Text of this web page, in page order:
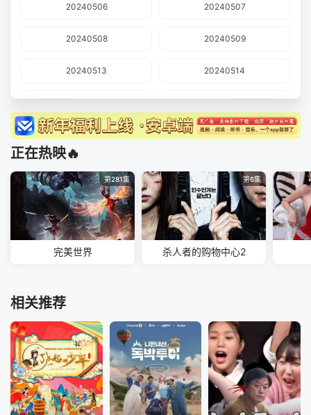
20240506 20240507
20240508 20240509
20240513 20240514
20240515 20240519
20240520 20240523
20240529 20240603
20240604上 20240604下
20240612 20240617
20240618 20240619
20240624 20240625上
正在热映🔥
第281集
完美世界
第6集
杀人者的购物中心2
相关推荐